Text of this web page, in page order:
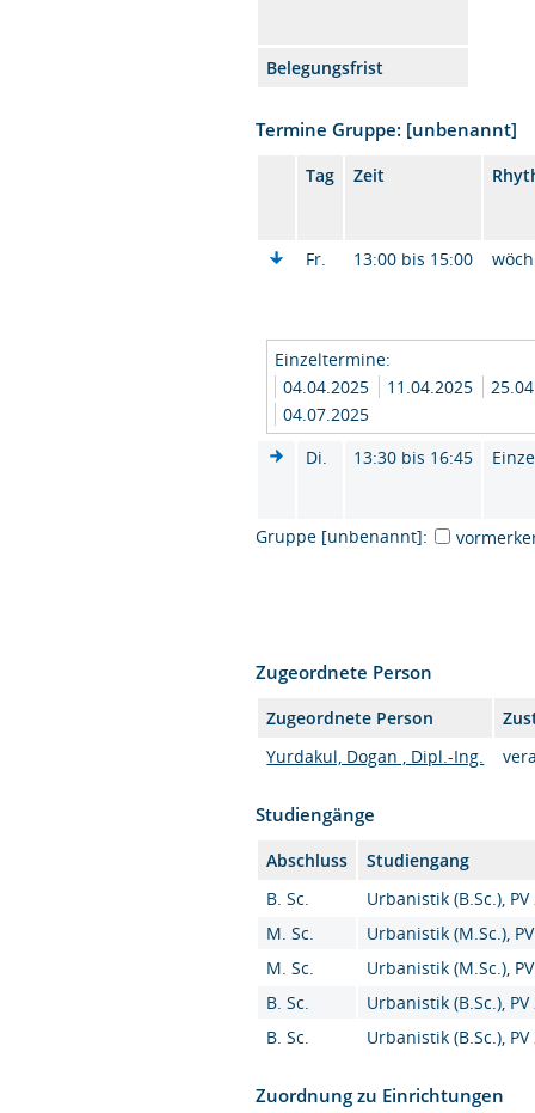
Belegungsfrist
Termine Gruppe: [unbenannt]
Tag Zeit
Fr. 13:00 bis 15:00
Einzeltermine:
04.04.2025
11.04.2025
04.07.2025
Di.
13:30 bis 16:45
Gruppe [unbenannt]:
Zugeordnete Person
Zugeordnete Person
Yurdakul, Dogan , Dipl.-Ing.
Studiengänge
Abschluss
Studiengang
B. Sc.
Urbanistik (B.Sc.), PV
M. Sc.
Urbanistik (M.Sc.),
M. Sc.
Urbanistik (M.Sc.),
B. Sc.
Urbanistik (B.Sc.), PV
B. Sc.
Urbanistik (B.Sc.), PV
Zuordnung zu Einrichtungen